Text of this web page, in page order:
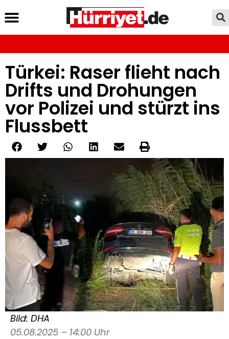
Türkei: Raser flieht nach
Drifts und Drohungen
vor Polizei und stürzt ins
Flussbett
Bild: DHA
05.08.2025 – 14:00 Uhr